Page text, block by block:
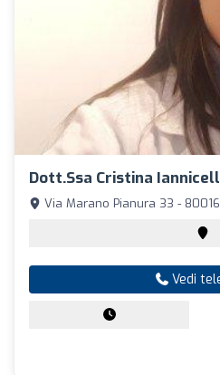
Dott.ssa Cristina
Via Marano Pianura 33 -
Vedi